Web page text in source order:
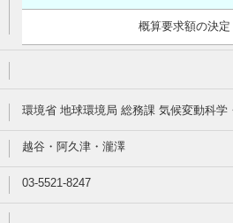
概算要求額の決定
環境省 地球環境局 総務課 気候変動科学
越谷・阿久津・瀧澤
03-5521-8247